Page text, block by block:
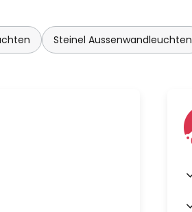
Steinel Aussenwandleuchten